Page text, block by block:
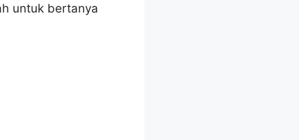
untuk bertanya